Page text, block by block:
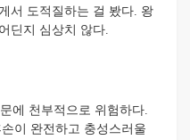
서 도적질하는 걸 봤다. 왕
딘지 심상치 않다.
에 천부적으로 위험하다.
이 완전하고 충성스러울